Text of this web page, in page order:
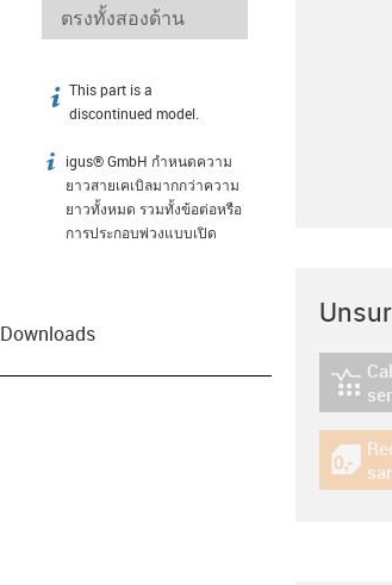
igus-icon-info
This part is a
discontinued model.
igus-icon-info
igus® GmbH กำหนดความ
ยาวสายเคเบิลมากกว่าความ
ยาวทั้งหมด รวมทั้งข้อต่อหรือ
การประกอบพ่วงแบบเปิด
Downloads
igus-
igus-